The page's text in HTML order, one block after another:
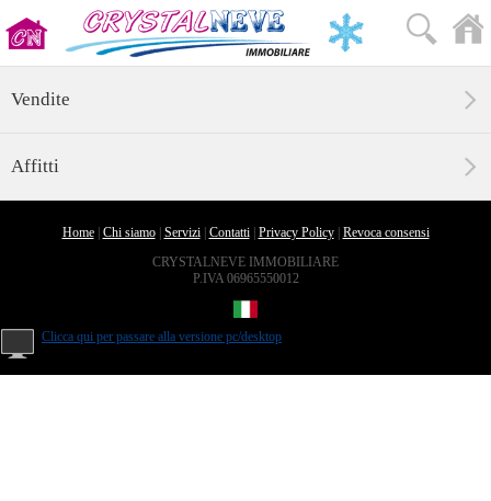
Vendite
Affitti
Home| Chi siamo| Servizi| Contatti| Privacy Policy| Revoca consensi
CRYSTALNEVE IMMOBILIARE
P.IVA 06965550012
Clicca qui per passare alla versione pc/desktop